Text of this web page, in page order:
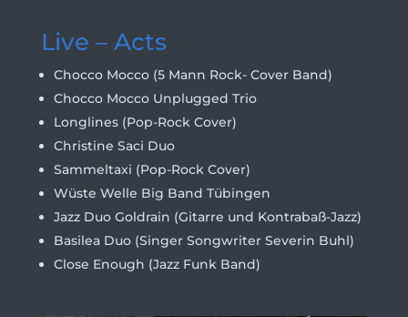
Live – Acts
Chocco Mocco (5 Mann Rock- Cover Band)
Chocco Mocco Unplugged Trio
Longlines (Pop-Rock Cover)
Christine Saci Duo
Sammeltaxi (Pop-Rock Cover)
Wüste Welle Big Band Tübingen
Jazz Duo Goldrain (Gitarre und Kontrabaß-Jazz)
Basilea Duo (Singer Songwriter Severin Buhl)
Close Enough (Jazz Funk Band)